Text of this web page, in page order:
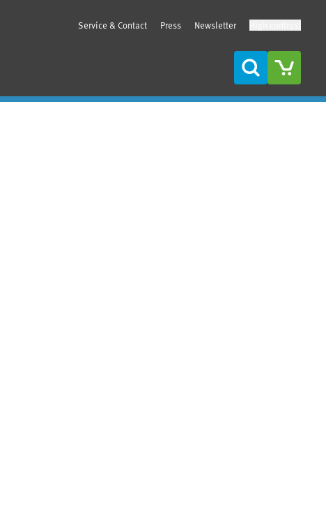
Service & Contact Press Newsletter
Search